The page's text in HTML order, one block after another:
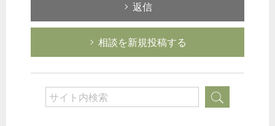
返信
相談を新規投稿する